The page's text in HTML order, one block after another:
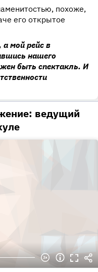
похоже,
его открытое
мой рейс в
нашего
быть спектакль. И
ведущий